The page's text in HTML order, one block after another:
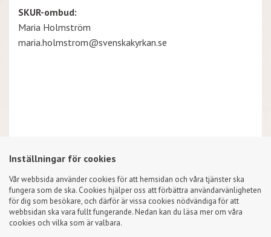
SKUR-ombud:
Maria Holmström
maria.holmstrom@svenskakyrkan.se
Sveriges Kyrkosångsförbund – Sveriges i särklass största
körförbund för barn, unga och vuxna
Inställningar för cookies
Vår webbsida använder cookies för att hemsidan och våra tjänster ska
fungera som de ska. Cookies hjälper oss att förbättra användarvänligheten
för dig som besökare, och därför är vissa cookies nödvändiga för att
webbsidan ska vara fullt fungerande. Nedan kan du läsa mer om våra
cookies och vilka som är valbara.